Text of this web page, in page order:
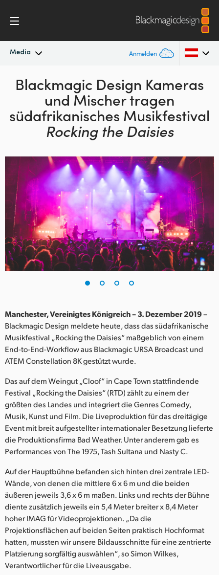
Media Anmelden
Neueste Nachrichten
Nachrichtenarchiv
Argentina
Australia
Austria
Canada
China
Denmark
Finland
France
Germany
India
Italy
Japan
Mexico
Malaysia
Netherlands
Norway
Portugal
Singapore
South Africa
Blackmagic Design Kameras
und Mischer tragen
südafrikanisches Musikfestival
Rocking the Daisies
Manchester, Vereinigtes Königreich – 3. Dezember 2019–
Blackmagic Design meldete heute, dass das südafrikanische
Musikfestival „Rocking the Daisies“ maßgeblich von einem
End-to-End-Workflow aus Blackmagic URSA Broadcast und
ATEM Constellation 8K gestützt wurde.
Das auf dem Weingut „Cloof“ in Cape Town stattfindende
Festival „Rocking the Daisies“ (RTD) zählt zu einem der
größten des Landes und integriert die Genres Comedy,
Musik, Kunst und Film. Die Liveproduktion für das dreitägige
Event mit breit aufgestellter internationaler Besetzung lieferte
die Produktionsfirma Bad Weather. Unter anderem gab es
Performances von The 1975, Tash Sultana und Nasty C.
Auf der Hauptbühne befanden sich hinten drei zentrale LED-
Wände, von denen die mittlere 6 x 6 m und die beiden
äußeren jeweils 3,6 x 6 m maßen. Links und rechts der Bühne
diente zusätzlich jeweils ein 5,4 Meter breiter x 8,4 Meter
hoher IMAG für Videoprojektionen. „Da die
Projektionsflächen auf beiden Seiten praktisch Hochformat
hatten, mussten wir unsere Bildausschnitte für eine zentrierte
Platzierung sorgfältig auswählen“, so Simon Wilkes,
Verantwortlicher für die Liveausgabe.